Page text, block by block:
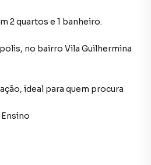
2 quartos e 1 banheiro.
, no bairro Vila Guilhermina
ideal para quem procura